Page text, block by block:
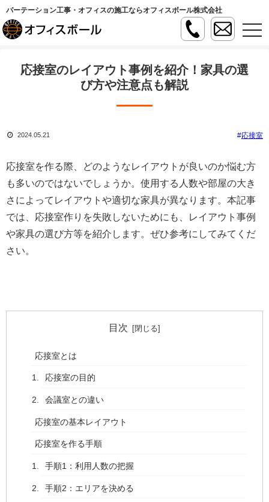
パーテーション工事・オフィスの施工ならオフィスボール株式会社
t
o
t
n
応接室のレイアウト事例を紹介！家具の選
び方や注意点も解説
2024.05.21 応接室
応接室を作る際、どのようなレイアウトが良いのか悩む方
も多いのではないでしょうか。使用する人数や部屋の大き
さによってレイアウトや適切な家具が異なります。本記事
では、応接室作りを失敗しないためにも、レイアウト事例
や家具の選び方等を紹介します。ぜひ参考にしてみてくだ
さい。
目次
応接室とは
応接室の目的
会議室との違い
応接室の基本レイアウト
応接室を作る手順
手順1：利用人数の把握
手順2：エリアを決める